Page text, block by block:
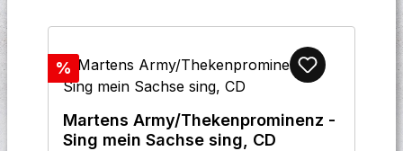
Rabatt
%
Martens Army/Thekenprominenz -
Sing mein Sachse sing, CD